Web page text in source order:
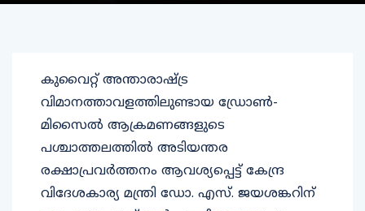
കുവൈറ്റ് അന്താരാഷ്ട്ര
വിമാനത്താവളത്തിലുണ്ടായ ഡ്രോണ്‍-
മിസൈല്‍ ആക്രമണങ്ങളുടെ
പശ്ചാത്തലത്തില്‍ അടിയന്തര
രക്ഷാപ്രവര്‍ത്തനം ആവശ്യപ്പെട്ട് കേന്ദ്ര
വിദേശകാര്യ മന്ത്രി ഡോ. എസ്. ജയശങ്കറിന്